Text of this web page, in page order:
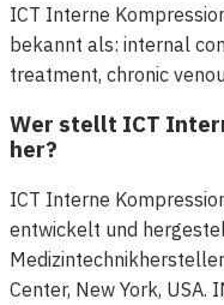
ICT Interne
bekannt als: internal
treatment, chronic
Wer stellt ICT
her?
ICT Interne
entwickelt und
Center, New York, USA.